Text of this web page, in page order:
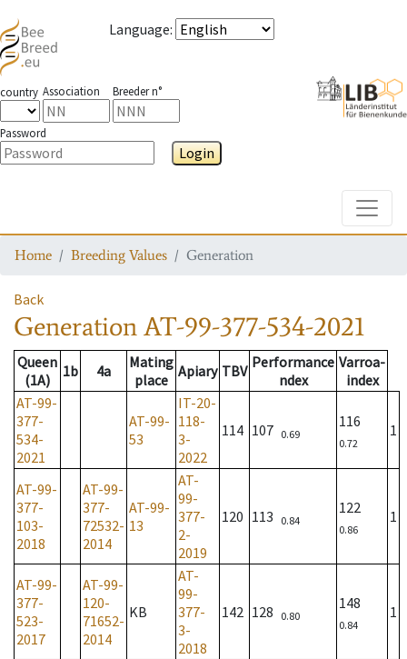
Language:
country Association Breeder n°
Password
Login
Home Breeding Values Generation
Back
GenerationAT-99-377-534-2021
Queen
(1A)
1b 4a
Mating
place Apiary TBV Performance
ndex
Varroa-
index
AT-99-
377-
534-
2021
AT-99-
53
IT-20-
118-
3-
2022
114 107 0.69
116
0.72
1
AT-99-
377-
103-
2018
AT-99-
377-
72532-
2014
AT-99-
13
AT-
99-
377-
2-
2019
120 113 0.84
122
0.86
1
AT-99-
377-
523-
2017
AT-99-
120-
71652-
2014
KB
AT-
99-
377-
3-
2018
142 128 0.80
148
0.84
1